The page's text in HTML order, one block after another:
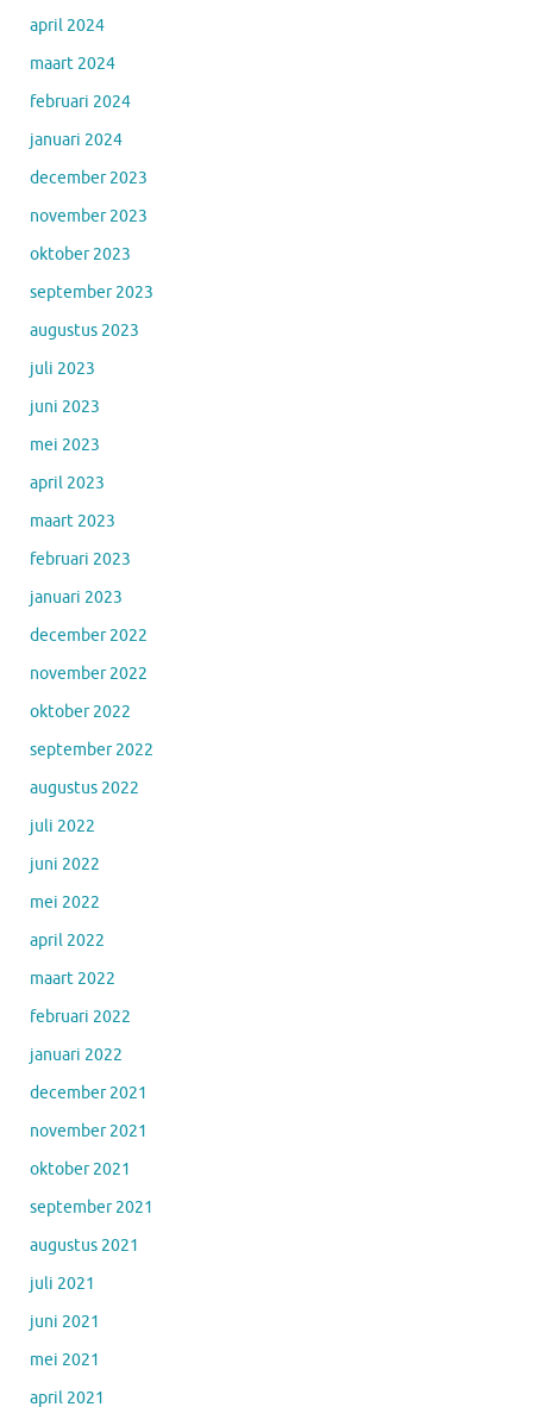
april 2024
maart 2024
februari 2024
januari 2024
december 2023
november 2023
oktober 2023
september 2023
augustus 2023
juli 2023
juni 2023
mei 2023
april 2023
maart 2023
februari 2023
januari 2023
december 2022
november 2022
oktober 2022
september 2022
augustus 2022
juli 2022
juni 2022
mei 2022
april 2022
maart 2022
februari 2022
januari 2022
december 2021
november 2021
oktober 2021
september 2021
augustus 2021
juli 2021
juni 2021
mei 2021
april 2021